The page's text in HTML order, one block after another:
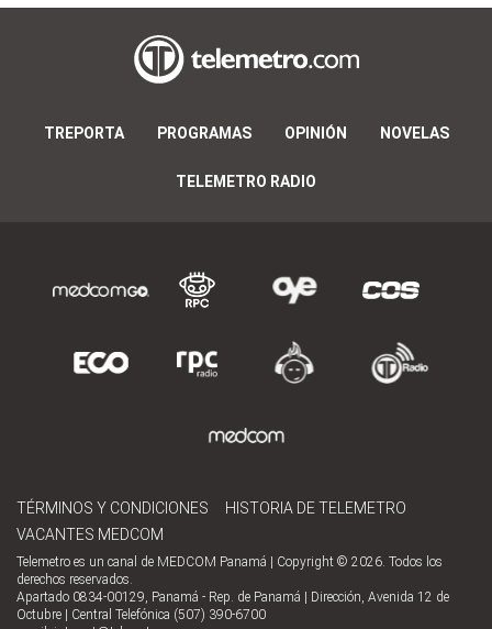
TREPORTA PROGRAMAS OPINIÓN NOVELAS
TELEMETRO RADIO
TÉRMINOS Y CONDICIONES
HISTORIA DE TELEMETRO
VACANTES MEDCOM
Telemetro es un canal de MEDCOM Panamá | Copyright © 2026. Todos los
derechos reservados.
Apartado 0834-00129, Panamá - Rep. de Panamá | Dirección, Avenida 12 de
Octubre | Central Telefónica (507) 390-6700